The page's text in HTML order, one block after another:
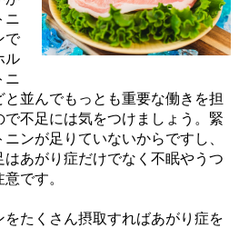
ニ
で
ル
ニ
並んでもっとも重要な働きを担
で不足には気をつけましょう。緊
ンが足りていないからですし、
はあがり症だけでなく不眠やうつ
です。
をたくさん摂取すればあがり症を